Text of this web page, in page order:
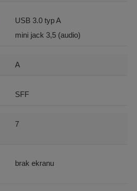
USB 3.0 typ A
mini jack 3,5 (audio)
A
SFF
7
brak ekranu